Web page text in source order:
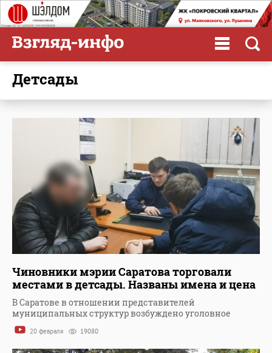
детсады
Чиновники мэрии Саратова торговали
местами в детсады. Названы имена и цена
В Саратове в отношении представителей
муниципальных структур возбуждено уголовное
20 февраля 19080